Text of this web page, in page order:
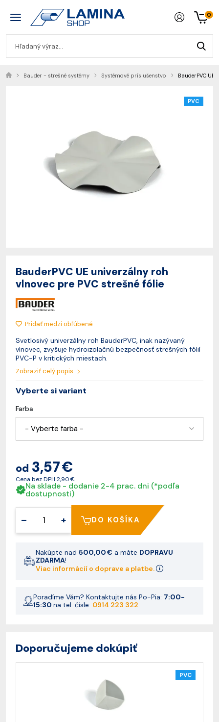
0
Bauder - strešné systémy Systémové príslušenstvo BauderPVC
PVC
BauderPVC UE univerzálny roh
vlnovec pre PVC strešné fólie
Pridať medzi obľúbené
Svetlosivý univerzálny roh BauderPVC, inak nazývaný
vlnovec, zvyšuje hydroizolačnú bezpečnosť strešných fólií
PVC-P v kritických miestach.
Zobraziť celý popis
Vyberte si variant
Farba
- Vyberte farba -
od 3,57 €
Cena bez DPH 2,90 €
Na sklade - dodanie 2-4 prac. dni (*podľa
dostupnosti)
– + DO KOŠÍKA
Nakúpte nad 500,00 € a máte DOPRAVU
ZDARMA!
Viac informácií o doprave a platbe.
Poradíme Vám? Kontaktujte nás Po-Pia: 7:00-
15:30 na tel. čísle: 0914 223 322
Doporučujeme dokúpiť
PVC